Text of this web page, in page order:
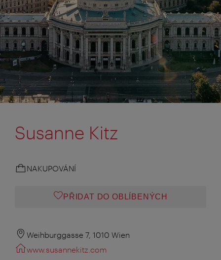
Susanne Kitz
NAKUPOVÁNÍ
PŘIDAT DO OBLÍBENÝCH
Weihburggasse 7, 1010 Wien
www.susannekitz.com